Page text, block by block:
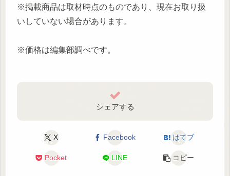
※掲載商品は取材時点のものであり、現在お取り扱
いしていない場合があります。
※価格は編集部調べです。
シェアする
X Facebook はてブ
Pocket LINE コピー